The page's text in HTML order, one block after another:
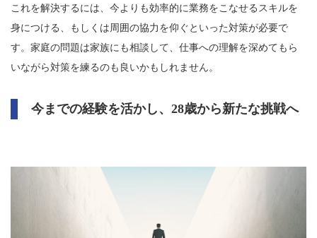
これを解決するには、今よりも効率的に業務をこなせるスキルを
身につける、もしくは周囲の協力を仰ぐといった対策が必要で
す。家庭の問題は家族にも相談して、仕事への理解を深めてもら
いながら対策を練るのも良いかもしれません。
今までの経験を活かし、28歳から新たな挑戦へ